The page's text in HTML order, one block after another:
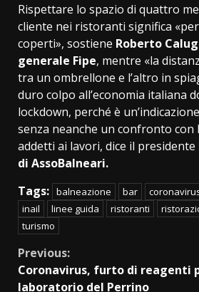
Rispettare lo spazio di quattro
cliente nei ristoranti significa
coperti», sostiene Roberto
generale Fipe, mentre «la
tra un ombrellone e l’altro in
duro colpo all’economia italiana
lockdown, perché è
senza neanche un confronto con
addetti ai lavori, dice il presidente
di AssoBalneari.
Tags: balneazione bar
inail
linee guida ristoranti
turismo
Continue
Reading
Previous:
Coronavirus, furto di reagenti
laboratorio del Perrino